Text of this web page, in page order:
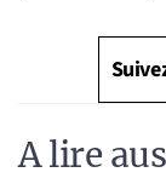
A lire